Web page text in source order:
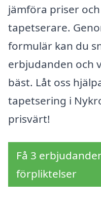
jämföra priser
tapetserare.
formulär kan du
erbjudanden och
bäst. Låt oss
tapetsering i
prisvärt!
Få 3
förpliktelser